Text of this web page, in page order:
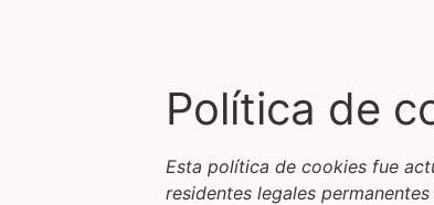
Política de
Esta política de cookies fue
residentes legales